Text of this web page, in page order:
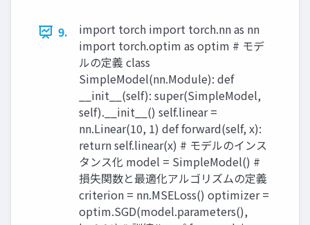
9.
import torch import torch.nn as nn
import torch.optim as optim # モデ
ルの定義 class
SimpleModel(nn.Module): def
__init__(self): super(SimpleModel,
self).__init__() self.linear =
nn.Linear(10, 1) def forward(self, x):
return self.linear(x) # モデルのインス
タンス化 model = SimpleModel() #
損失関数と最適化アルゴリズムの定義
criterion = nn.MSELoss() optimizer =
optim.SGD(model.parameters(),